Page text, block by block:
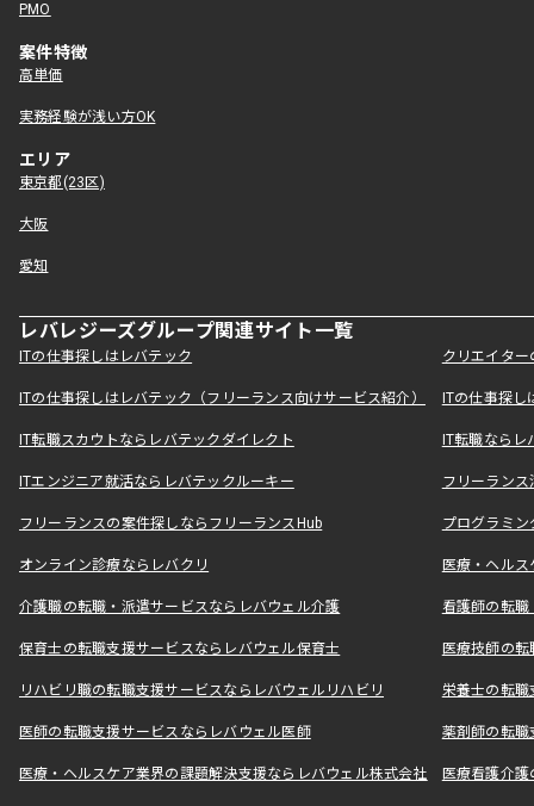
PMO
案件特徴
高単価
実務経験が浅い方OK
エリア
東京都(23区)
大阪
愛知
レバレジーズグループ関連サイト一覧
ITの仕事探しはレバテック クリエイタ
ITの仕事探しはレバテック（フリーランス向けサービス紹介） ITの仕事探
IT転職スカウトならレバテックダイレクト IT転職なら
ITエンジニア就活ならレバテックルーキー フリーラン
フリーランスの案件探しならフリーランスHub プログラミ
オンライン診療ならレバクリ 医療・ヘル
介護職の転職・派遣サービスならレバウェル介護 看護師の転
保育士の転職支援サービスならレバウェル保育士 医療技師の
リハビリ職の転職支援サービスならレバウェルリハビリ 栄養士の転
医師の転職支援サービスならレバウェル医師 薬剤師の転
医療・ヘルスケア業界の課題解決支援ならレバウェル株式会社 医療看護介